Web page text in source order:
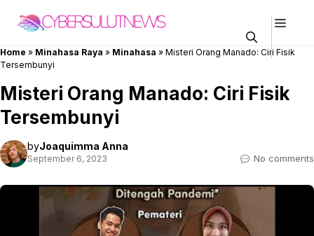
Home » Minahasa Raya » Minahasa » Misteri Orang Manado: Ciri Fisik
Tersembunyi
Misteri Orang Manado: Ciri Fisik
Tersembunyi
byJoaquimma Anna
September 6, 2023 No comments